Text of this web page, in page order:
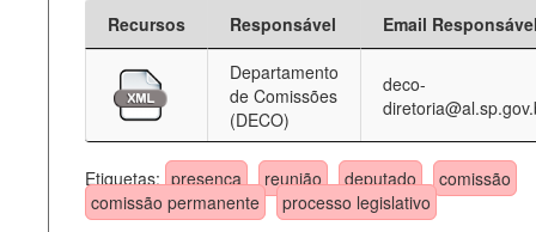
Recursos Responsável
Email
Departamento
de Comissões
(DECO)
deco-
Etiquetas: presença reunião deputado
comissão
comissão permanente
processo legislativo